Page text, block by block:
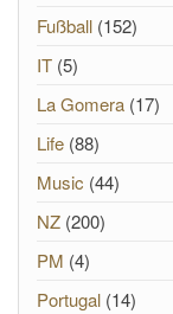
Fußball (152)
IT (5)
La Gomera (17)
Life (88)
Music (44)
NZ (200)
PM (4)
Portugal (14)